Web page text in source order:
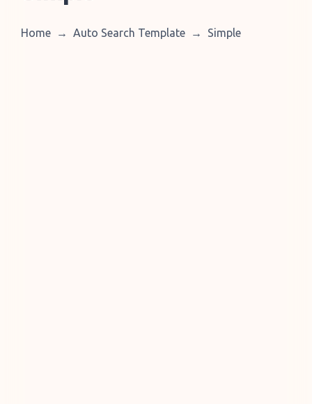
Home → Auto Search Template → Simple